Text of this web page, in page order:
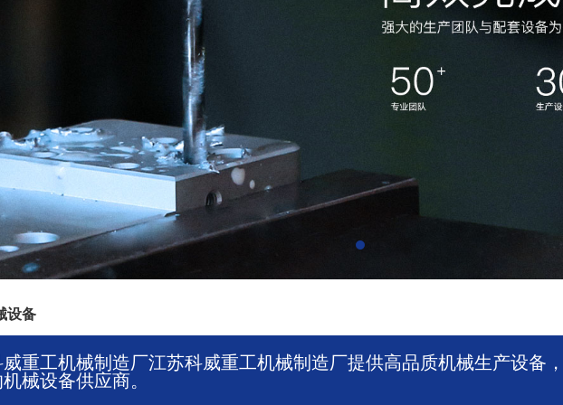
设备
重工机械制造厂江苏科威重工机械制造厂提供高品质机械生产设备
械设备供应商。